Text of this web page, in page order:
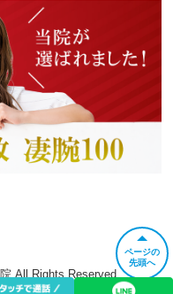
ページの
先頭へ
All Rights Reserved.